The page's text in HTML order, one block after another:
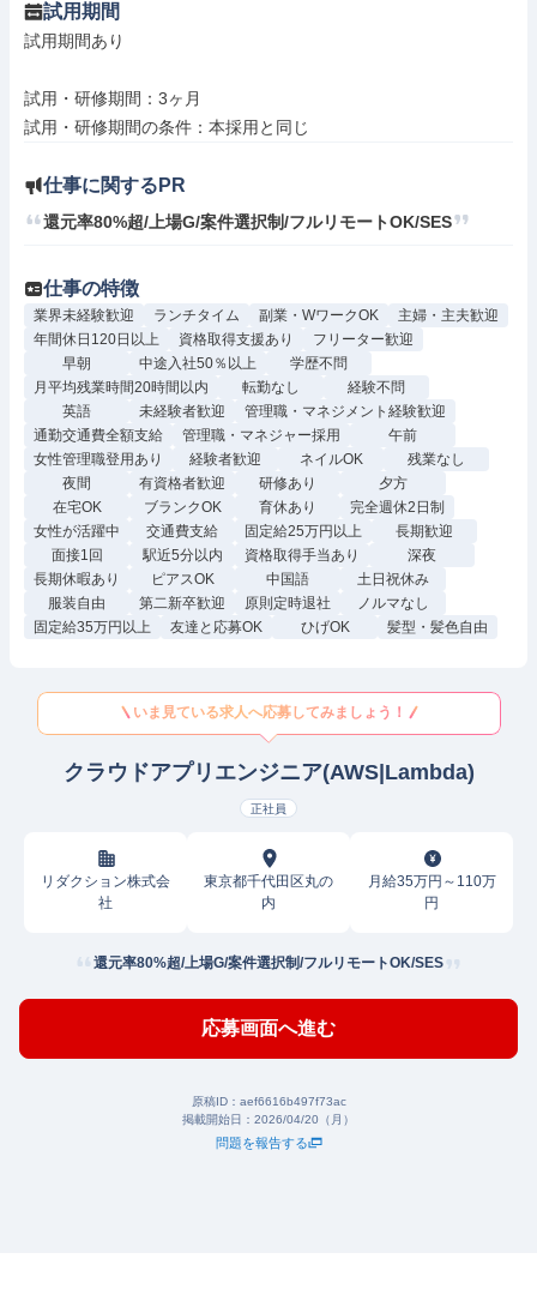
試用期間
試用期間あり
試用・研修期間：3ヶ月
仕事に関するPR
還元率80%超/上場G/案件選択制/フルリモートOK/SES
仕事の特徴
業界未経験歓迎 ランチタイム 副業・WワークOK
主婦・主夫歓迎
年間休日120日以上
資格取得支援あり
フリーター歓迎
早朝
中途入社50％以上
学歴不問
月平均残業時間20時間以内
転勤なし
経験不問
英語
未経験者歓迎
管理職・マネジメント経験歓迎
通勤交通費全額支給
管理職・マネジャー採用
午前
女性管理職登用あり
経験者歓迎 ネイルOK
残業なし
夜間
有資格者歓迎 研修あり
夕方
在宅OK
ブランクOK 育休あり
完全週休2日制
女性が活躍中
交通費支給 固定給25万円以上
長期歓迎
面接1回
駅近5分以内 資格取得手当あり
深夜
長期休暇あり
ピアスOK 中国語
土日祝休み
服装自由
第二新卒歓迎 原則定時退社
ノルマなし
固定給35万円以上
友達と応募OK ひげOK 髪型・髪色自由
いま見ている求人へ応募してみましょう！
クラウドアプリエンジニア(AWS|Lambda)
正社員
リダクション株式会
社
東京都千代田区丸の
内
月給35万円～110万
円
還元率80%超/上場G/案件選択制/フルリモートOK/SES
応募画面へ進む
原稿ID： aef6616b497f73ac
掲載開始日： 2026/04/20（月）
問題を報告する